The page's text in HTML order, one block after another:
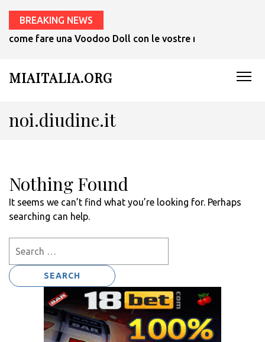
BREAKING NEWS
come fare una Voodoo Doll con le vostre mani in 1 ora.
MIAITALIA.ORG
noi.diudine.it
Nothing Found
It seems we can’t find what you’re looking for. Perhaps
searching can help.